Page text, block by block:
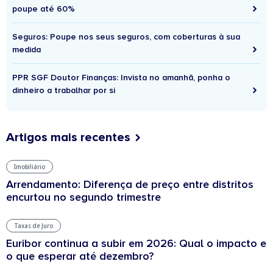
poupe até 60%
Seguros: Poupe nos seus seguros, com coberturas à sua
medida
PPR SGF Doutor Finanças: Invista no amanhã, ponha o
dinheiro a trabalhar por si
Artigos mais recentes
Imobiliário
Arrendamento: Diferença de preço entre distritos
encurtou no segundo trimestre
Taxas de Juro
Euribor continua a subir em 2026: Qual o impacto e
o que esperar até dezembro?